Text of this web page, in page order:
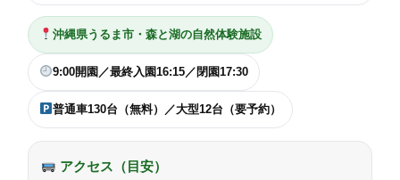
沖縄県うるま市・森と湖の自然体験施設
9:00開園／最終入園16:15／閉園17:30
普通車130台（無料）／大型12台（要予約）
アクセス（目安）